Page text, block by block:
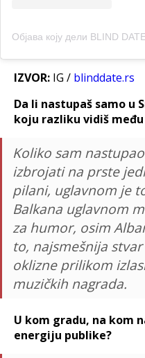
IZVOR: IG / blinddate.rs
Da li nastupaš samo u
koju razliku vidiš
Koliko sam
izbrojati na prste
pilani, uglavnom je
Balkana uglavnom
za humor, osim
to, najsmešnija
oklizne prilikom
muzičkih nagrada.
U kom gradu, na kom
energiju publike?